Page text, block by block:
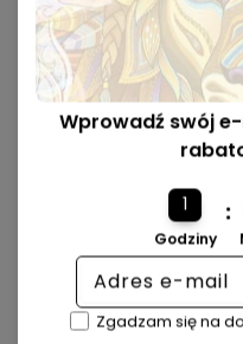
Wprowadź swój
1
Godziny
:
Zgadzam się na